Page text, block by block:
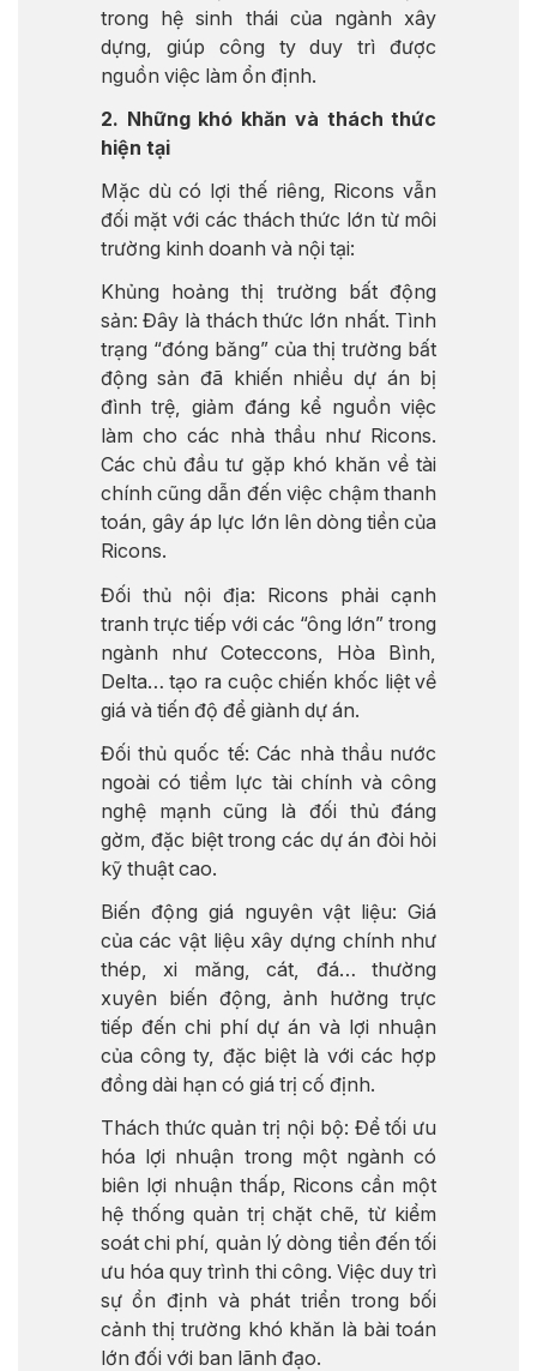
trong hệ sinh thái của ngành xây
dựng, giúp công ty duy trì được
nguồn việc làm ổn định.
2. Những khó khăn và thách thức
hiện tại
Mặc dù có lợi thế riêng, Ricons vẫn
đối mặt với các thách thức lớn từ môi
trường kinh doanh và nội tại:
Khủng hoảng thị trường bất động
sản: Đây là thách thức lớn nhất. Tình
trạng “đóng băng” của thị trường bất
động sản đã khiến nhiều dự án bị
đình trệ, giảm đáng kể nguồn việc
làm cho các nhà thầu như Ricons.
Các chủ đầu tư gặp khó khăn về tài
chính cũng dẫn đến việc chậm thanh
toán, gây áp lực lớn lên dòng tiền của
Ricons.
Đối thủ nội địa: Ricons phải cạnh
tranh trực tiếp với các “ông lớn” trong
ngành như Coteccons, Hòa Bình,
Delta… tạo ra cuộc chiến khốc liệt về
giá và tiến độ để giành dự án.
Đối thủ quốc tế: Các nhà thầu nước
ngoài có tiềm lực tài chính và công
nghệ mạnh cũng là đối thủ đáng
gờm, đặc biệt trong các dự án đòi hỏi
kỹ thuật cao.
Biến động giá nguyên vật liệu: Giá
của các vật liệu xây dựng chính như
thép, xi măng, cát, đá… thường
xuyên biến động, ảnh hưởng trực
tiếp đến chi phí dự án và lợi nhuận
của công ty, đặc biệt là với các hợp
đồng dài hạn có giá trị cố định.
Thách thức quản trị nội bộ: Để tối ưu
hóa lợi nhuận trong một ngành có
biên lợi nhuận thấp, Ricons cần một
hệ thống quản trị chặt chẽ, từ kiểm
soát chi phí, quản lý dòng tiền đến tối
ưu hóa quy trình thi công. Việc duy trì
sự ổn định và phát triển trong bối
cảnh thị trường khó khăn là bài toán
lớn đối với ban lãnh đạo.